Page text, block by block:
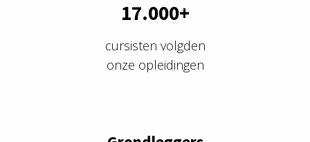
17.000+
cursisten volgden
onze opleidingen